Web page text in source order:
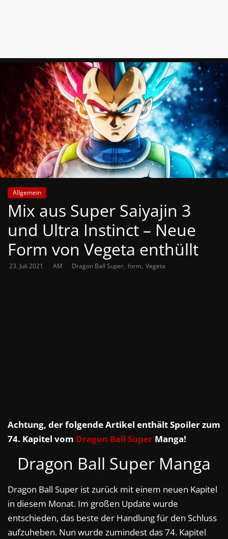
findest
aktuellsten
Anime-
News
aus
Japan
und
Deutschland
Allgemein
Mix aus Super Saiyajin 3
und Ultra Instinct – Neue
Form von Vegeta enthüllt
23. Juli 2021 AM Dragon Ball Super, form, Vegeta
Achtung, der folgende Artikel enthält Spoiler zum
74. Kapitel vom Dragon Ball Super Manga!
Dragon Ball Super Manga
Dragon Ball Super ist zurück mit einem neuen Kapitel
in diesem Monat. Im großen Update wurde
entschieden, das beste der Handlung für den Schluss
aufzuheben. Nun wurde zumindest das 74. Kapitel